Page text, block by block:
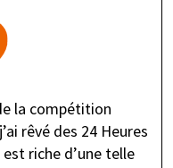
la compétition
rêvé des 24 Heures
riche d’une telle